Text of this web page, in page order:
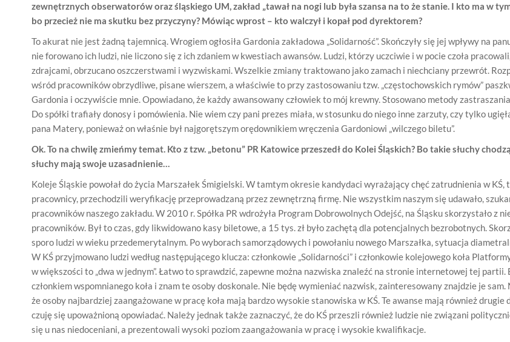
zewnętrznych obserwatorów oraz śląskiego UM, zakład „tawał na nogi lub była szansa na to że stanie. I kto ma w
bo przecież nie ma skutku bez przyczyny? Mówiąc wprost – kto walczył i kopał pod dyrektorem?
To akurat nie jest żadną tajemnicą. Wrogiem ogłosiła Gardonia zakładowa „Solidarność”. Skończyły się jej wpływy na
nie forowano ich ludzi, nie liczono się z ich zdaniem w kwestiach awansów. Ludzi, którzy uczciwie i w pocie czoła
zdrajcami, obrzucano oszczerstwami i wyzwiskami. Wszelkie zmiany traktowano jako zamach i niechciany przewrót.
wśród pracowników obrzydliwe, pisane wierszem, a właściwie to przy zastosowaniu tzw. „częstochowskich rymów”
Gardonia i oczywiście mnie. Opowiadano, że każdy awansowany człowiek to mój krewny. Stosowano metody
Do spółki trafiały donosy i pomówienia. Nie wiem czy pani prezes miała, w stosunku do niego inne zarzuty, czy tylko
pana Matery, ponieważ on właśnie był najgorętszym orędownikiem wręczenia Gardoniowi „wilczego biletu”.
Ok. To na chwilę zmieńmy temat. Kto z tzw. „betonu” PR Katowice przeszedł do Kolei Śląskich? Bo takie słuchy
słuchy mają swoje uzasadnienie…
Koleje Śląskie powołał do życia Marszałek Śmigielski. W tamtym okresie kandydaci wyrażający chęć zatrudnienia w KŚ,
pracownicy, przechodzili weryfikację przeprowadzaną przez zewnętrzną firmę. Nie wszystkim naszym się udawało,
pracowników naszego zakładu. W 2010 r. Spółka PR wdrożyła Program Dobrowolnych Odejść, na Śląsku skorzystało z
pracowników. Był to czas, gdy likwidowano kasy biletowe, a 15 tys. zł było zachętą dla potencjalnych bezrobotnych.
sporo ludzi w wieku przedemerytalnym. Po wyborach samorządowych i powołaniu nowego Marszałka, sytuacja
W KŚ przyjmowano ludzi według następującego klucza: członkowie „Solidarności” i członkowie kolejowego koła
w większości to „dwa w jednym”. Łatwo to sprawdzić, zapewne można nazwiska znaleźć na stronie internetowej tej partii.
członkiem wspomnianego koła i znam te osoby doskonale. Nie będę wymieniać nazwisk, zainteresowany znajdzie je sam.
że osoby najbardziej zaangażowane w pracę koła mają bardzo wysokie stanowiska w KŚ. Te awanse mają również drugie
czuję się upoważnioną opowiadać. Należy jednak także zaznaczyć, że do KŚ przeszli również ludzie nie związani
się u nas niedoceniani, a prezentowali wysoki poziom zaangażowania w pracę i wysokie kwalifikacje.